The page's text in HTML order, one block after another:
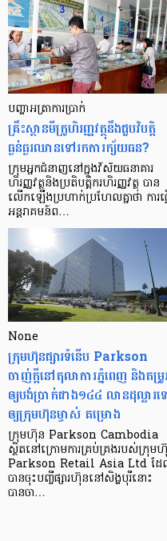
បញ្ហា​អត្រា​ការប្រាក់
គ្រឹះស្ថាន​មីក្រូ​ហិរញ្ញវត្ថុ​នឹង​ជួប​វិបត្តិ​
ធ្ងន់ធ្ងរ​ឈាន​ទៅ​រក​ការ​ក្ស័យធន?
ក្រុម​អ្នក​ជំនាញ​នៅ​ក្នុង​វិស័យ​ធនាគារ
ហិរញ្ញវត្ថុ​និង​ប្រតិបត្តិករ​ហិរញ្ញ​វត្ថុ បាន​​
លើក​ឡើង​ប្រហាក់​ប្រហែល​គ្នា​ថា ការ​ធ្
អន្តរាគមន៍​ព…
None
ក្រុមហ៊ុនផ្សារទំនើប Parkson
ចាញ់ក្ដីនៅតុលាការភ្នំពេញ និងតម្រូ
ឲ្យបង់ប្រាក់ជាង១៤៤ លានដុល្លារ
ឲ្យក្រុមហ៊ុនម្ចាស់ គម្រោង
ក្រុមហ៊ុន Parkson Cambodia
ស្ថិតនៅក្រោមការគ្រប់គ្រងរបស់ក្រុម
Parkson Retail Asia Ltd ដ
បានចុះបញ្ចីផ្សារហ៊ុននៅសិង្ហបុរីនោះ
បានចា…